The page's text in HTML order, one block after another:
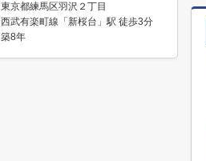
東京都練馬区羽沢２丁目
西武有楽町線「新桜台」駅 徒歩3分
築8年